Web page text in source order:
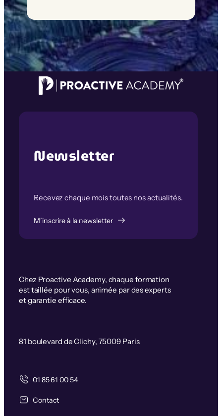
Newsletter
Recevez chaque mois toutes nos actualités.
M’inscrire à la newsletter
Chez Proactive Academy, chaque formation
est taillée pour vous, animée par des experts
et garantie efficace.
81 boulevard de Clichy, 75009 Paris
01 85 61 00 54
Contact